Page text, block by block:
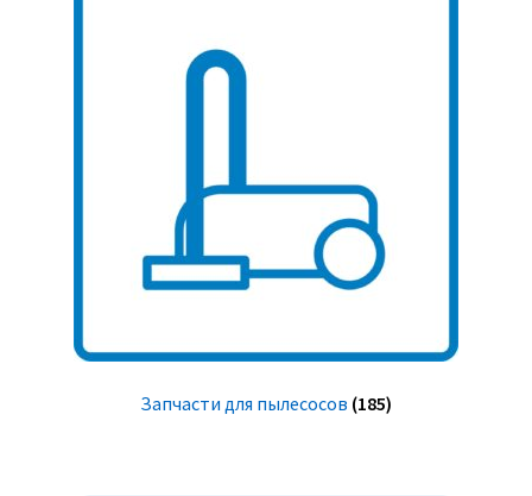
Запчасти для пылесосов (185)